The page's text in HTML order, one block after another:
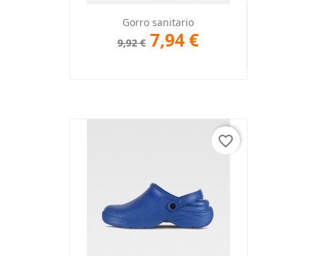
Gorro sanitario
9,92 € 7,94 €
favorite_border